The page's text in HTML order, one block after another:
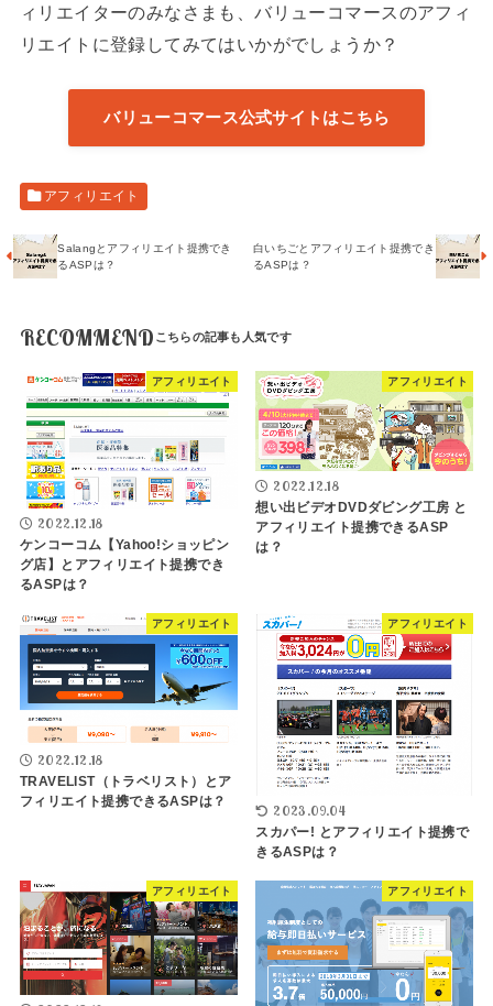
ィリエイターのみなさまも、バリューコマースのアフィ
リエイトに登録してみてはいかがでしょうか？
バリューコマース公式サイトはこちら
アフィリエイト
Salangとアフィリエイト提携でき
るASPは？
白いちごとアフィリエイト提携でき
るASPは？
RECOMMEND
アフィリエイト
2022.12.18
ケンコーコム【Yahoo!ショッピン
グ店】とアフィリエイト提携でき
るASPは？
アフィリエイト
2022.12.18
想い出ビデオDVDダビング工房 と
アフィリエイト提携できるASP
は？
アフィリエイト
2022.12.18
TRAVELIST（トラベリスト）とア
フィリエイト提携できるASPは？
アフィリエイト
2023.09.04
スカパー! とアフィリエイト提携で
きるASPは？
アフィリエイト アフィリエイト